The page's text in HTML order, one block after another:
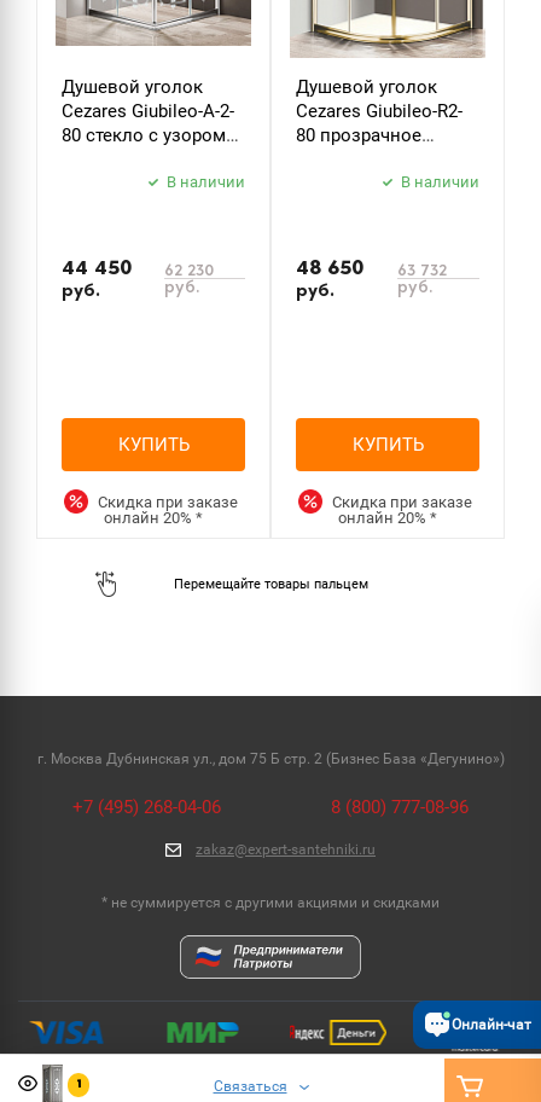
Душевой уголок
Cezares Giubileo-A-2-
80 стекло с узором
В наличии
44 450
руб.
62 230
руб.
КУПИТЬ
Скидка при заказе
онлайн20%*
Душевой уголок
Cezares Giubileo-R2-
80 прозрачное
В наличии
48 650
руб.
63 732
руб.
КУПИТЬ
Скидка при заказе
онлайн20%*
г. Москва Дубнинская ул., дом 75 Б стр. 2 (Бизнес База «Дегунино»)
+7 (495) 268-04-06 8 (800) 777-08-96
zakaz@expert-santehniki.ru
* не суммируется с другими акциями и скидками
1 Связаться
Онлайн-чат